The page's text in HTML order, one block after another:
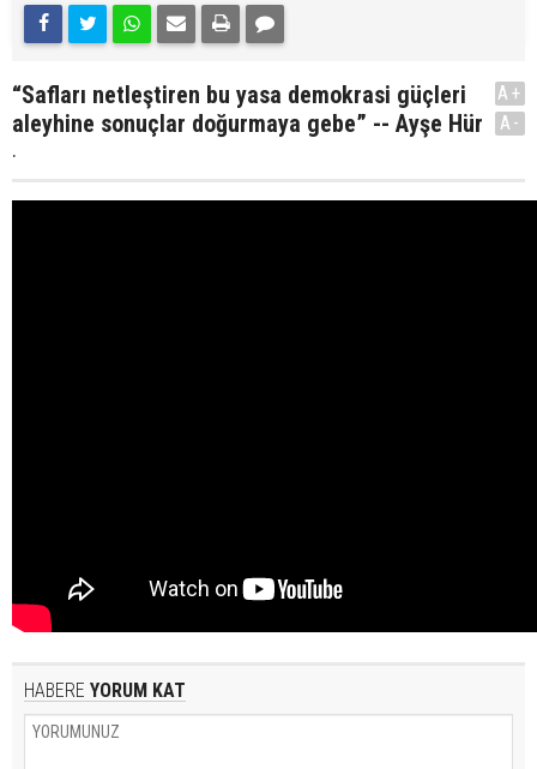
“Safları netleştiren bu yasa demokrasi güçleri
aleyhine sonuçlar doğurmaya gebe” -- Ayşe Hür
.
A+
A-
HABERE YORUM KAT